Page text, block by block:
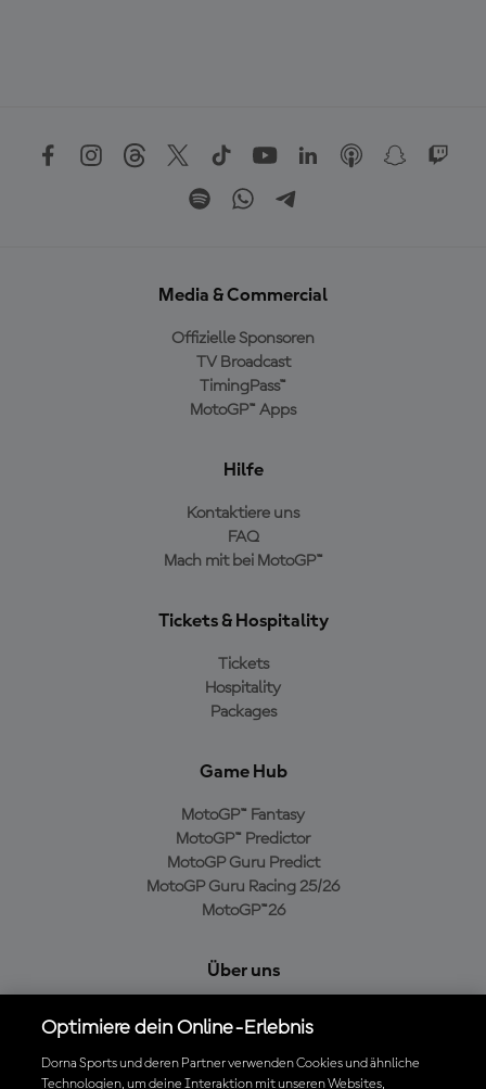
Media & Commercial
Offizielle Sponsoren
TV Broadcast
TimingPass™
MotoGP™ Apps
Hilfe
Kontaktiere uns
FAQ
Mach mit bei MotoGP™
Tickets & Hospitality
Tickets
Hospitality
Packages
Game Hub
MotoGP™ Fantasy
MotoGP™ Predictor
MotoGP Guru Predict
MotoGP Guru Racing 25/26
MotoGP™26
Über uns
Cookie-Richtlinien
Geschäftsbedingungen
Optimiere dein Online-Erlebnis
Dorna Sports und deren Partner verwenden Cookies und ähnliche
Technologien, um deine Interaktion mit unseren Websites,